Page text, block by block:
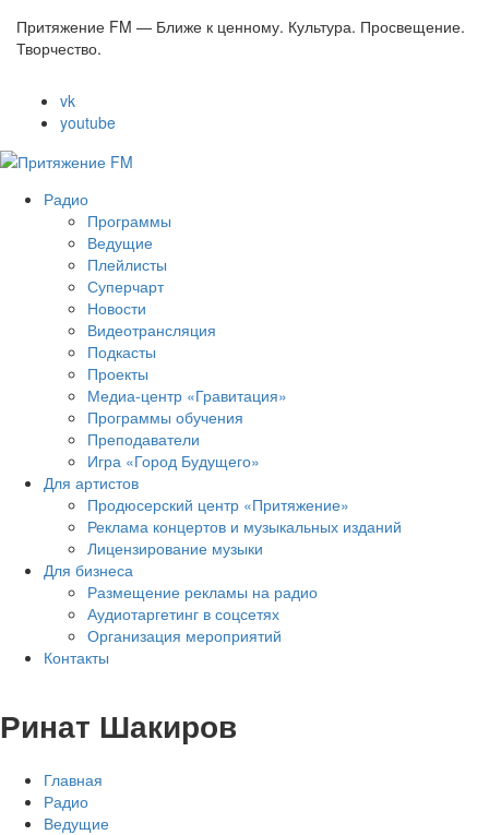
Притяжение FM — Ближе к ценному. Культура. Просвещение.
Творчество.
vk
youtube
Радио
Программы
Ведущие
Плейлисты
Суперчарт
Новости
Видеотрансляция
Подкасты
Проекты
Медиа-центр «Гравитация»
Программы обучения
Преподаватели
Игра «Город Будущего»
Для артистов
Продюсерский центр «Притяжение»
Реклама концертов и музыкальных изданий
Лицензирование музыки
Для бизнеса
Размещение рекламы на радио
Аудиотаргетинг в соцсетях
Организация мероприятий
Контакты
Ринат Шакиров
Главная
Радио
Ведущие